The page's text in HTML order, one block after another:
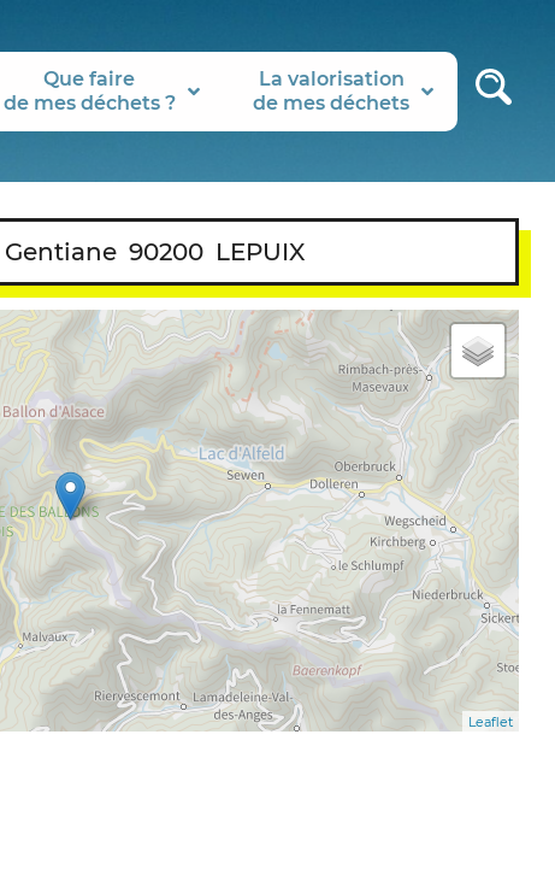
Que faire
de mes déchets ?
La valorisation
de mes déchets
90200 LEPUIX
Leaflet